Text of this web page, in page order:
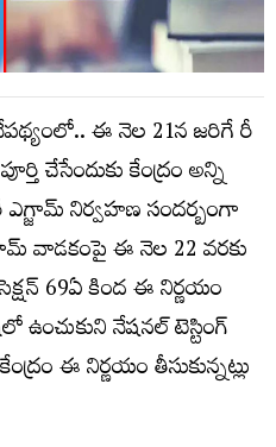
ఈ నెల 21న జరిగే రీ
చేసేందుకు కేంద్రం అన్ని
ఎగ్జామ్ నిర్వహణ సందర్బంగా
వాడకంపై ఈ నెల 22 వరకు
69ఏ కింద ఈ నిర్ణయం
ఉంచుకుని నేషనల్ టెస్టింగ్
ఈ నిర్ణయం తీసుకున్నట్లు